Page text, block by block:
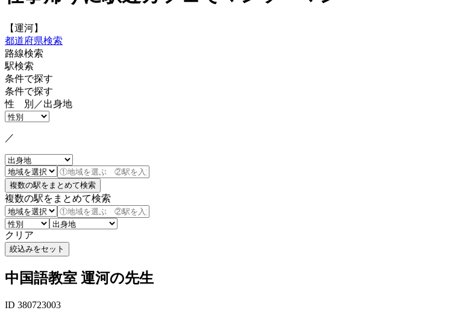
【運河】
都道府県検索
路線検索
駅検索
条件で探す
条件で探す
性 別／出身地
／
複数の駅をまとめて検索
クリア
中国語教室 運河の先生
ID 380723003